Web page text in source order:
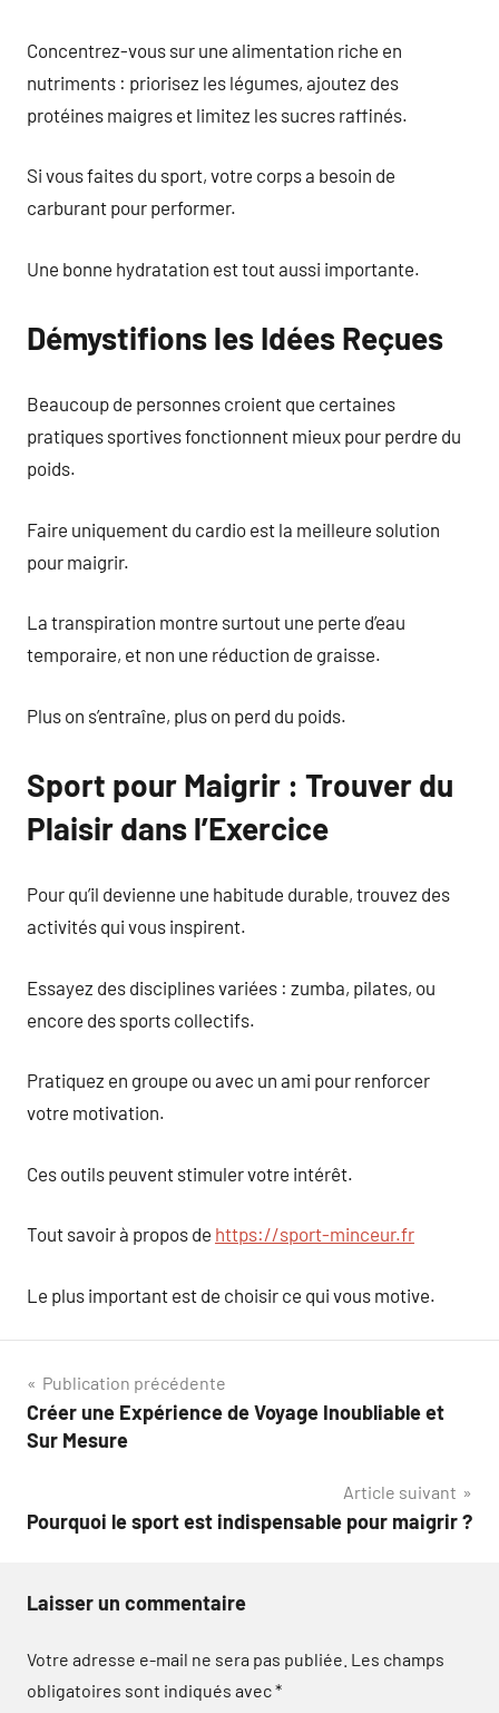
Concentrez-vous sur une alimentation riche en
nutriments : priorisez les légumes, ajoutez des
protéines maigres et limitez les sucres raffinés.
Si vous faites du sport, votre corps a besoin de
carburant pour performer.
Une bonne hydratation est tout aussi importante.
Démystifions les Idées Reçues
Beaucoup de personnes croient que certaines
pratiques sportives fonctionnent mieux pour perdre du
poids.
Faire uniquement du cardio est la meilleure solution
pour maigrir.
La transpiration montre surtout une perte d’eau
temporaire, et non une réduction de graisse.
Plus on s’entraîne, plus on perd du poids.
Sport pour Maigrir : Trouver du
Plaisir dans l’Exercice
Pour qu’il devienne une habitude durable, trouvez des
activités qui vous inspirent.
Essayez des disciplines variées : zumba, pilates, ou
encore des sports collectifs.
Pratiquez en groupe ou avec un ami pour renforcer
votre motivation.
Ces outils peuvent stimuler votre intérêt.
Tout savoir à propos de https://sport-minceur.fr
Le plus important est de choisir ce qui vous motive.
Navigation
de
Publication précédente
Créer une Expérience de Voyage Inoubliable et
Sur Mesure
Article suivant
Pourquoi le sport est indispensable pour maigrir ?
Laisser un commentaire
Votre adresse e-mail ne sera pas publiée. Les champs
obligatoires sont indiqués avec*